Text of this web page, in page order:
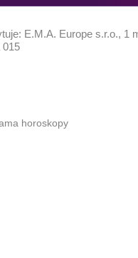
E.M.A. Europe s.r.o., 1
015
horoskopy